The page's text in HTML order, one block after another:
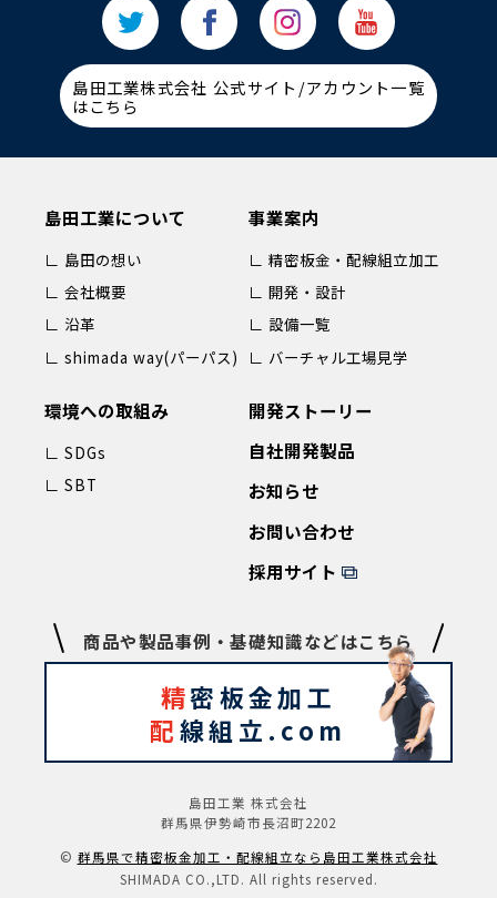
島田工業株式会社 公式サイト/アカウント一覧
はこちら
島田工業について
∟ 島田の想い
∟ 会社概要
∟ 沿革
∟ shimada way(パーパス)
事業案内
∟ 精密板金・配線組立加工
∟ 開発・設計
∟ 設備一覧
∟ バーチャル工場見学
環境への取組み
∟ SDGs
∟ SBT
開発ストーリー
自社開発製品
お知らせ
お問い合わせ
採用サイト
商品や製品事例・基礎知識などはこちら
精密板金加工
配線組立.com
島田工業 株式会社
群馬県伊勢崎市長沼町2202
©️ 群⾺県で精密板⾦加⼯‧配線組⽴なら島⽥⼯業株式会社
SHIMADA CO.,LTD. All rights reserved.